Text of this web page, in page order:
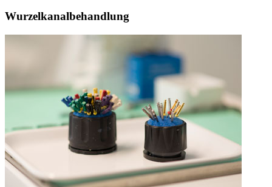
Wurzelkanalbehandlung